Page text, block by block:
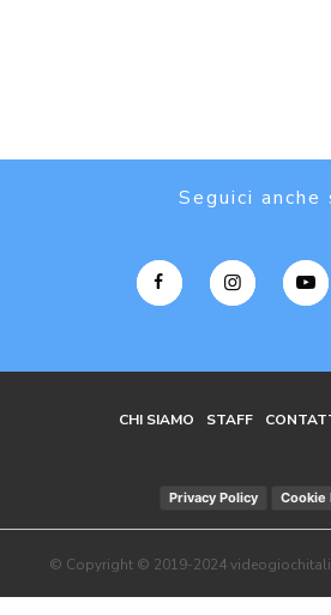
Seguici anche
CHI SIAMO STAFF
Privacy Policy Cookie
© Copyright © 2019-2024